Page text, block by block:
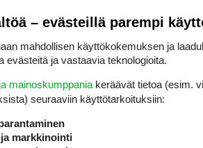
– evästeillä parempi
mahdollisen käyttökokemuksen ja
evästeitä ja vastaavia teknologioita.
mainoskumppania keräävät tietoa (esim.
seuraaviin käyttötarkoituksiin:
markkinointi